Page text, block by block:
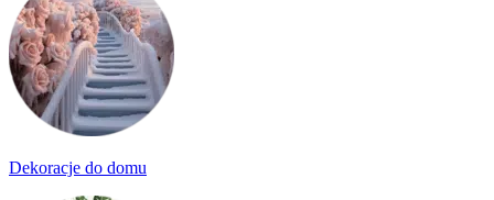
Dekoracje do domu